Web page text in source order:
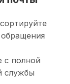
с полной
службы